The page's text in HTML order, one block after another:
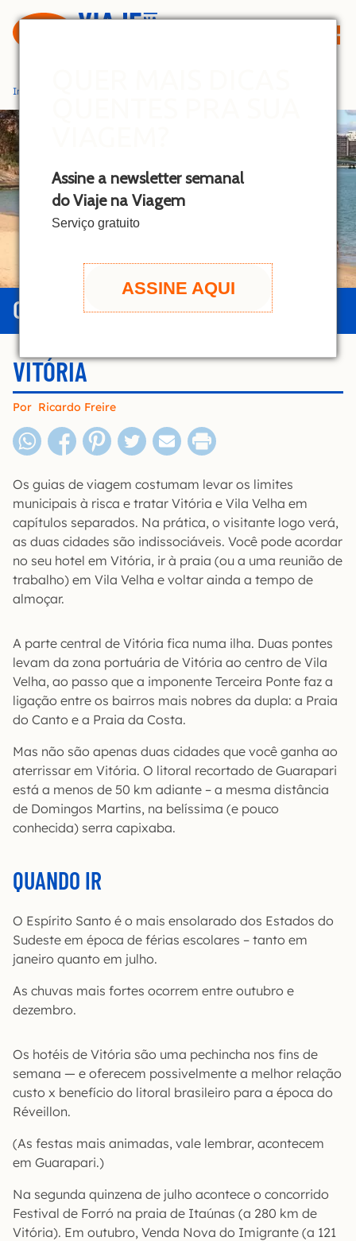
Assine a newsletter semanal
do Viaje na Viagem
Serviço gratuito
ASSINE AQUI
c
o
n
t
e
n
Início
GUIA DE VITÓRIA
VITÓRIA
Por Ricardo Freire
Os guias de viagem costumam levar os limites
municipais à risca e tratar Vitória e Vila Velha em
capítulos separados. Na prática, o visitante logo verá,
as duas cidades são indissociáveis. Você pode acordar
no seu hotel em Vitória, ir à praia (ou a uma reunião de
trabalho) em Vila Velha e voltar ainda a tempo de
almoçar.
A parte central de Vitória fica numa ilha. Duas pontes
levam da zona portuária de Vitória ao centro de Vila
Velha, ao passo que a imponente Terceira Ponte faz a
ligação entre os bairros mais nobres da dupla: a Praia
do Canto e a Praia da Costa.
Mas não são apenas duas cidades que você ganha ao
aterrissar em Vitória. O litoral recortado de Guarapari
está a menos de 50 km adiante – a mesma distância
de Domingos Martins, na belíssima (e pouco
conhecida) serra capixaba.
QUANDO IR
O Espírito Santo é o mais ensolarado dos Estados do
Sudeste em época de férias escolares – tanto em
janeiro quanto em julho.
As chuvas mais fortes ocorrem entre outubro e
dezembro.
Os hotéis de Vitória são uma pechincha nos fins de
semana — e oferecem possivelmente a melhor relação
custo x benefício do litoral brasileiro para a época do
Réveillon.
(As festas mais animadas, vale lembrar, acontecem
em Guarapari.)
Na segunda quinzena de julho acontece o concorrido
Festival de Forró na praia de Itaúnas (a 280 km de
Vitória). Em outubro, Venda Nova do Imigrante (a 121